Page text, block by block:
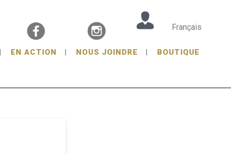
Français
EN ACTION NOUS JOINDRE BOUTIQUE